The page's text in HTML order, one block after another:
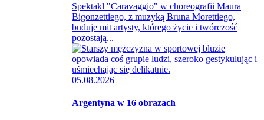
Spektakl "Caravaggio" w choreografii Maura
Bigonzettiego, z muzyką Bruna Morettiego,
buduje mit artysty, którego życie i twórczość
pozostają...
05.08.2026
Argentyna w 16 obrazach